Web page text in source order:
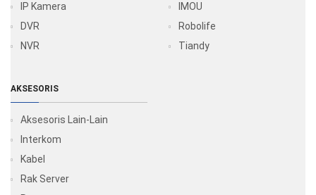
IP Kamera
DVR
NVR
IMOU
Robolife
Tiandy
AKSESORIS
Aksesoris Lain-Lain
Interkom
Kabel
Rak Server